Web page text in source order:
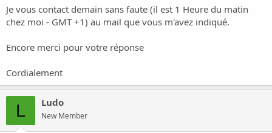
Je vous contact demain sans faute (il est 1 Heure du matin
chez moi - GMT +1) au mail que vous m'avez indiqué.
Encore merci pour votre réponse
Cordialement
L Ludo
New Member